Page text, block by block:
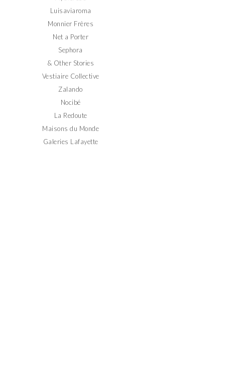
Luisaviaroma
Monnier Frères
Net a Porter
Sephora
& Other Stories
Vestiaire Collective
Zalando
Nocibé
La Redoute
Maisons du Monde
Galeries Lafayette